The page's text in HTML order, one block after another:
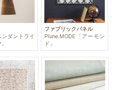
ンダントライ
ファブリックパネル
Plune.MODE「アーモン
ド」